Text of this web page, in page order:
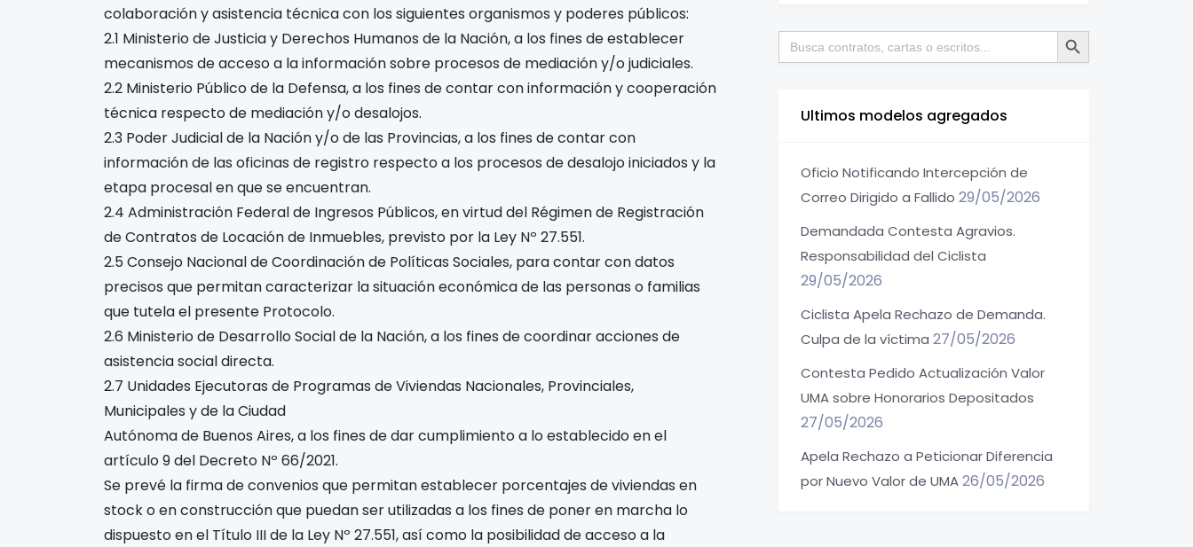
colaboración y asistencia técnica con los siguientes organismos y poderes públicos:
2.1 Ministerio de Justicia y Derechos Humanos de la Nación, a los fines de establecer
mecanismos de acceso a la información sobre procesos de mediación y/o judiciales.
2.2 Ministerio Público de la Defensa, a los fines de contar con información y cooperación
técnica respecto de mediación y/o desalojos.
2.3 Poder Judicial de la Nación y/o de las Provincias, a los fines de contar con
información de las oficinas de registro respecto a los procesos de desalojo iniciados y la
etapa procesal en que se encuentran.
2.4 Administración Federal de Ingresos Públicos, en virtud del Régimen de Registración
de Contratos de Locación de Inmuebles, previsto por la Ley Nº 27.551.
2.5 Consejo Nacional de Coordinación de Políticas Sociales, para contar con datos
precisos que permitan caracterizar la situación económica de las personas o familias
que tutela el presente Protocolo.
2.6 Ministerio de Desarrollo Social de la Nación, a los fines de coordinar acciones de
asistencia social directa.
2.7 Unidades Ejecutoras de Programas de Viviendas Nacionales, Provinciales,
Municipales y de la Ciudad
Autónoma de Buenos Aires, a los fines de dar cumplimiento a lo establecido en el
artículo 9 del Decreto Nº 66/2021.
Se prevé la firma de convenios que permitan establecer porcentajes de viviendas en
stock o en construcción que puedan ser utilizadas a los fines de poner en marcha lo
dispuesto en el Título III de la Ley Nº 27.551, así como la posibilidad de acceso a la
Buscar: Botón de búsqueda
Ultimos modelos agregados
Oficio Notificando Intercepción de
Correo Dirigido a Fallido 29/05/2026
Demandada Contesta Agravios.
Responsabilidad del Ciclista
29/05/2026
Ciclista Apela Rechazo de Demanda.
Culpa de la víctima 27/05/2026
Contesta Pedido Actualización Valor
UMA sobre Honorarios Depositados
27/05/2026
Apela Rechazo a Peticionar Diferencia
por Nuevo Valor de UMA26/05/2026